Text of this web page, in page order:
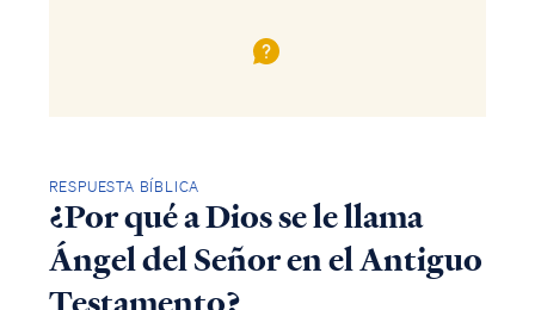
RESPUESTA BÍBLICA
¿Por qué a Dios se le llama
Ángel del Señor en el Antiguo